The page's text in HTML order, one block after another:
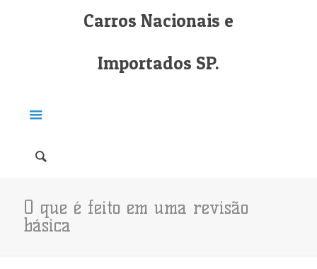
Carros Nacionais e
Importados SP.
O que é feito em uma revisão
básica